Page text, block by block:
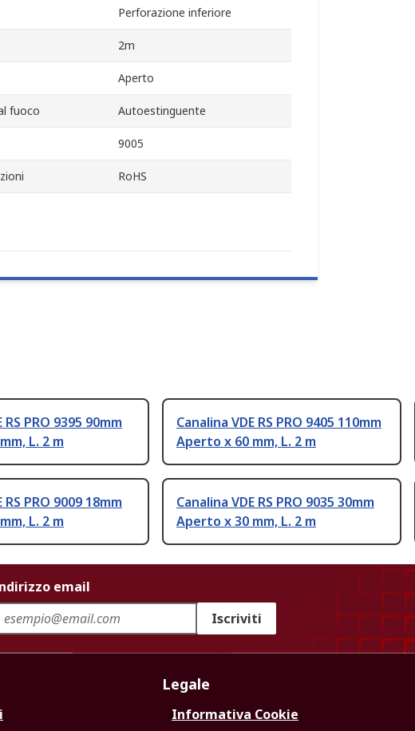
Perforazione inferiore
2m
Aperto
fuoco Autoestinguente
9005
RoHS
RS PRO 9395 90mm
L. 2 m
Canalina VDE RS PRO 9405 110mm
Aperto x 60 mm, L. 2 m
RS PRO 9009 18mm
L. 2 m
Canalina VDE RS PRO 9035 30mm
Aperto x 30 mm, L. 2 m
email
Iscriviti
Legale
Informativa Cookie